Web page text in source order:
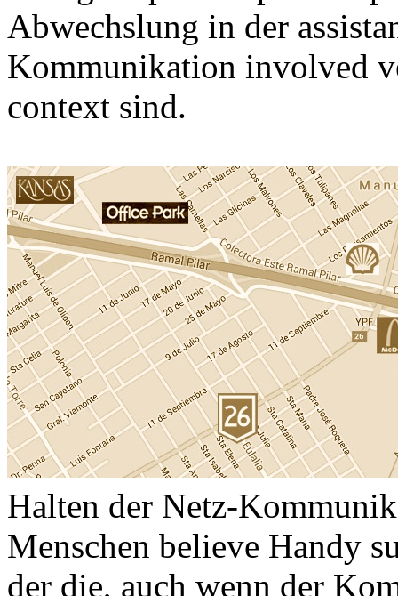
Abwechslung in der
Kommunikation involved
context sind.
Halten der Netz-
Menschen believe Handy
der die, auch wenn der